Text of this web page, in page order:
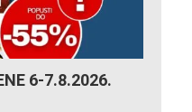
6-7.8.2026.